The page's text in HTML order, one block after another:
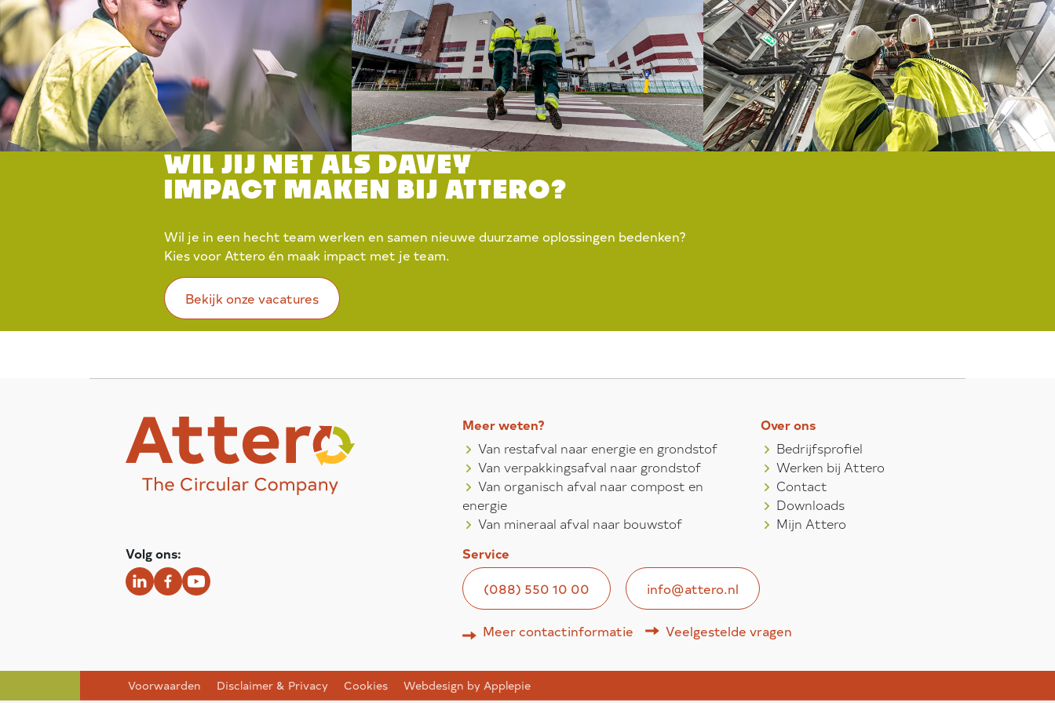
WIL JIJ NET ALS DAVEY
IMPACT MAKEN BIJ ATTERO?
Wil je in een hecht team werken en samen nieuwe duurzame oplossingen bedenken?
Kies voor Attero én maak impact met je team.
Bekijk onze vacatures
Meer weten?
Van restafval naar energie en grondstof
Van verpakkingsafval naar grondstof
Van organisch afval naar compost en
energie
Van mineraal afval naar bouwstof
Over ons
Bedrijfsprofiel
Werken bij Attero
Contact
Downloads
Mijn Attero
Volg ons:
Service
(088) 550 10 00 info@attero.nl
Meer contactinformatie Veelgestelde vragen
Voorwaarden Disclaimer & Privacy Cookies Webdesign by Applepie